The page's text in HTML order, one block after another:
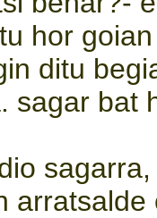
hor
ditu
sagar bat